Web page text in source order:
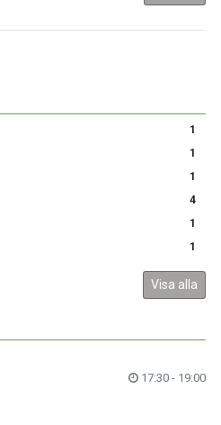
1
1
1
4
1
1
Visa alla
17:30 - 19:00